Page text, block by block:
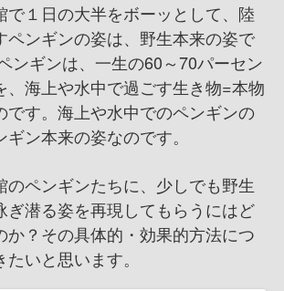
で１日の大半をボーッとして、陸
ペンギンの姿は、野生本来の姿で
ンギンは、一生の60～70パーセン
、海上や水中で過ごす生き物=本物
です。海上や水中でのペンギンの
ン本来の姿なのです。
のペンギンたちに、少しでも野生
ぎ潜る姿を再現してもらうにはど
か？その具体的・効果的方法につ
いと思います。